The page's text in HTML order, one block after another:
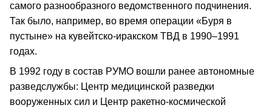
самого разнообразного ведомственного подчинения.
Так было, например, во время операции «Буря в
пустыне» на кувейтско-иракском ТВД в 1990–1991
годах.
В 1992 году в состав РУМО вошли ранее автономные
разведслужбы: Центр медицинской разведки
вооруженных сил и Центр ракетно-космической